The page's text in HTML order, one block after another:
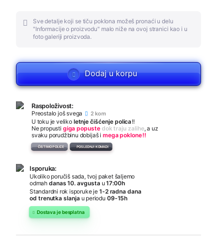
Sve detalje koji se tiču poklona možeš pronaći u delu
"Informacije o proizvodu" malo niže na ovoj stranici kao i u
foto galeriji proizvoda.
Dodaj u korpu
Raspoloživost:
Preostalo još svega 2 kom
U toku je veliko letnje čišćenje polica!!
Ne propusti giga popuste dok traju zalihe, a uz
svaku porudžbinu dobijaš i mega poklone!!
ČISTIMO POLICE POSLEDNJI KOMADI
Isporuka:
Ukoliko poručiš sada, tvoj paket šaljemo
odmah danas 10. avgustau17:00h
Standardni rok isporuke je 1-2 radna dana
od trenutka slanjau periodu 09-15h
Dostava je besplatna